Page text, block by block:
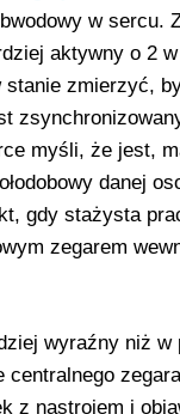
w sercu.
aktywny o 2
stanie zmierzyć,
myśli, że jest,
danej
gdy stażysta
zegarem
wyraźny niż
centralnego zegara
z nastrojem i